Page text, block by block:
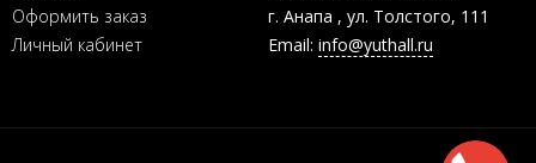
Оформить заказ
Личный кабинет
г. Анапа , ул. Толстого, 111
Email: info@yuthall.ru